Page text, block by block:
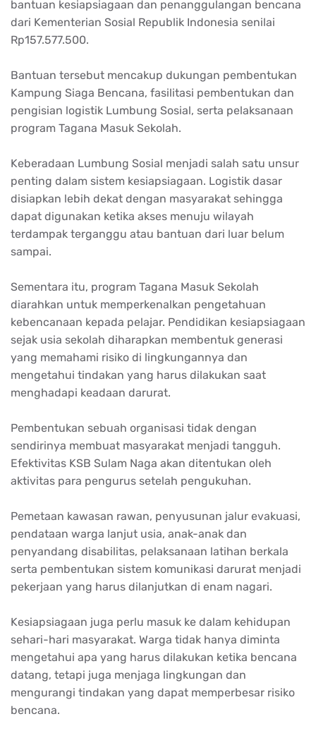
bantuan kesiapsiagaan dan penanggulangan bencana
dari Kementerian Sosial Republik Indonesia senilai
Rp157.577.500.
Bantuan tersebut mencakup dukungan pembentukan
Kampung Siaga Bencana, fasilitasi pembentukan dan
pengisian logistik Lumbung Sosial, serta pelaksanaan
program Tagana Masuk Sekolah.
Keberadaan Lumbung Sosial menjadi salah satu unsur
penting dalam sistem kesiapsiagaan. Logistik dasar
disiapkan lebih dekat dengan masyarakat sehingga
dapat digunakan ketika akses menuju wilayah
terdampak terganggu atau bantuan dari luar belum
sampai.
Sementara itu, program Tagana Masuk Sekolah
diarahkan untuk memperkenalkan pengetahuan
kebencanaan kepada pelajar. Pendidikan kesiapsiagaan
sejak usia sekolah diharapkan membentuk generasi
yang memahami risiko di lingkungannya dan
mengetahui tindakan yang harus dilakukan saat
menghadapi keadaan darurat.
Pembentukan sebuah organisasi tidak dengan
sendirinya membuat masyarakat menjadi tangguh.
Efektivitas KSB Sulam Naga akan ditentukan oleh
aktivitas para pengurus setelah pengukuhan.
Pemetaan kawasan rawan, penyusunan jalur evakuasi,
pendataan warga lanjut usia, anak-anak dan
penyandang disabilitas, pelaksanaan latihan berkala
serta pembentukan sistem komunikasi darurat menjadi
pekerjaan yang harus dilanjutkan di enam nagari.
Kesiapsiagaan juga perlu masuk ke dalam kehidupan
sehari-hari masyarakat. Warga tidak hanya diminta
mengetahui apa yang harus dilakukan ketika bencana
datang, tetapi juga menjaga lingkungan dan
mengurangi tindakan yang dapat memperbesar risiko
bencana.